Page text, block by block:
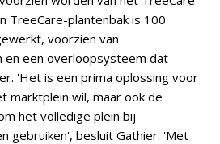
TreeCare-plantenbak is 100
voorzien van
en een overloopsysteem dat
'Het is een prima oplossing voor
marktplein wil, maar ook de
het volledige plein bij
gebruiken', besluit Gathier. 'Met